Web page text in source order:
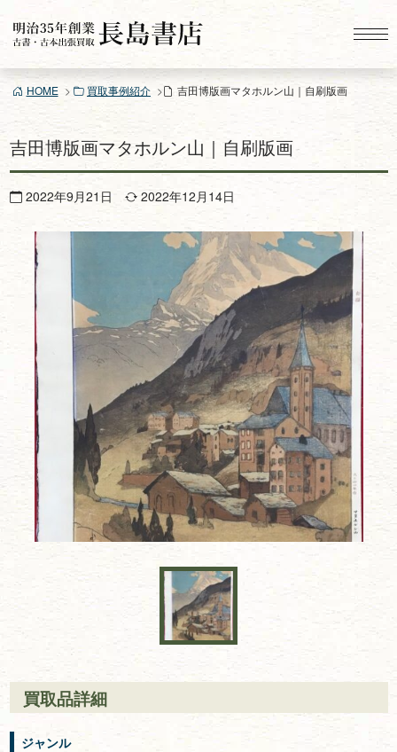
ン
ツ
ス
プ
HOME 買取事例紹介 吉田博版画マタホルン山｜自刷版画
吉田博版画マタホルン山｜自刷版画
2022年9月21日 2022年12月14日
買取品詳細
ジャンル